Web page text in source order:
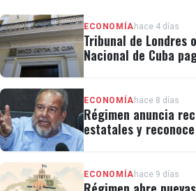
ECONOMÍA hace 4 días
Tribunal de Londres
Nacional de Cuba
ECONOMÍA hace 8 días
Régimen anuncia
estatales y
ECONOMÍA hace 9 días